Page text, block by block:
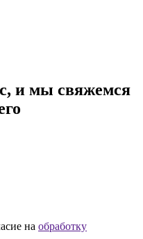
и мы свяжемся
на обработку